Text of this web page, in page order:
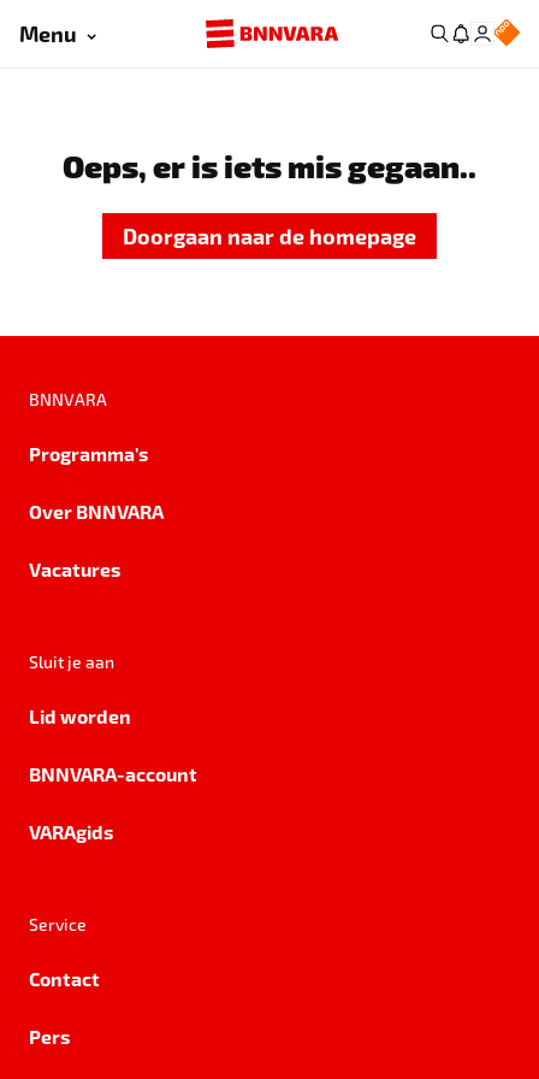
Menu
Oeps, er is iets mis gegaan..
Doorgaan naar de homepage
BNNVARA
Programma's
Over BNNVARA
Vacatures
Sluit je aan
Lid worden
BNNVARA-account
VARAgids
Service
Contact
Pers